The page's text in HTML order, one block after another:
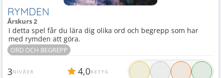
RYMDEN
Årskurs 2
I detta spel får du lära dig olika ord och begrepp som har
med rymden att göra.
ORD OCH BEGREPP
3NIVÅER 4,0BETYG